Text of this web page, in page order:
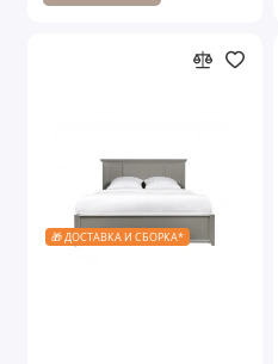
🎁 ДОСТАВКА И СБОРКА*